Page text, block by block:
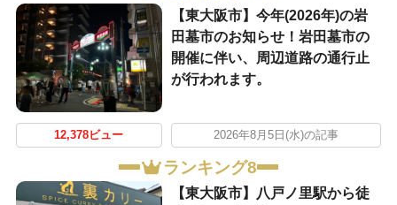
【東大阪市】今年(2026年)の岩
田墓市のお知らせ！岩田墓市の
開催に伴い、周辺道路の通行止
が行われます。
12,378ビュー 2026年8月5日(水)の記事
ランキング8
【東大阪市】八戸ノ里駅から徒